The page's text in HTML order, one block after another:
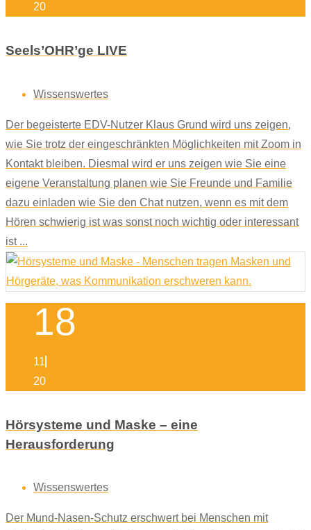
20
Seels’OHR’ge LIVE
Wissenswertes
Der begeisterte EDV-Nutzer Klaus Grund wird uns zeigen,
wie Sie trotz der eingeschränkten Möglichkeiten mit Zoom in
Kontakt bleiben. Diesmal wird er uns zeigen wie Sie eine
eigene Veranstaltung planen wie Sie Freunde und Familie
dazu einladen wie Sie den Chat nutzen, wenn es mit dem
Hören schwierig ist was sonst noch wichtig oder interessant
ist ...
18
11
20
Hörsysteme und Maske – eine
Herausforderung
Wissenswertes
Der Mund-Nasen-Schutz erschwert bei Menschen mit